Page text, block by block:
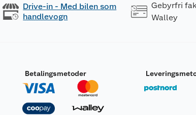
Drive-in - Med bilen som
handlevogn
Gebyrfri
Walley
Betalingsmetoder